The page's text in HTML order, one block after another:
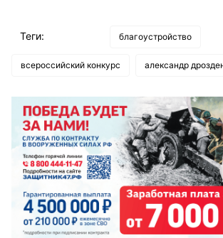
Теги: благоустройство
всероссийский конкурс александр